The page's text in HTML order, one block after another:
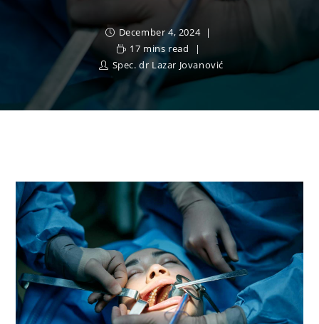
December 4, 2024
17 mins read
Spec. dr Lazar Jovanović